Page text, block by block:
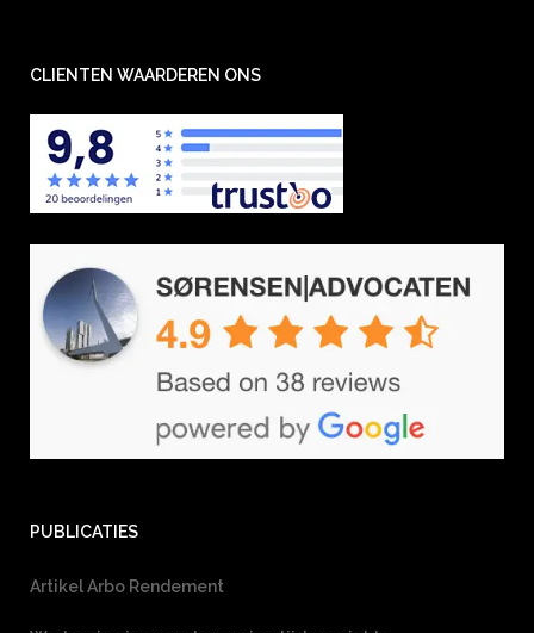
CLIENTEN WAARDEREN ONS
PUBLICATIES
Artikel Arbo Rendement